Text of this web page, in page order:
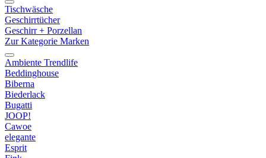
Tischwäsche
Geschirrtücher
Geschirr + Porzellan
Zur Kategorie Marken
Ambiente Trendlife
Beddinghouse
Biberna
Biederlack
Bugatti
JOOP!
Cawoe
elegante
Esprit